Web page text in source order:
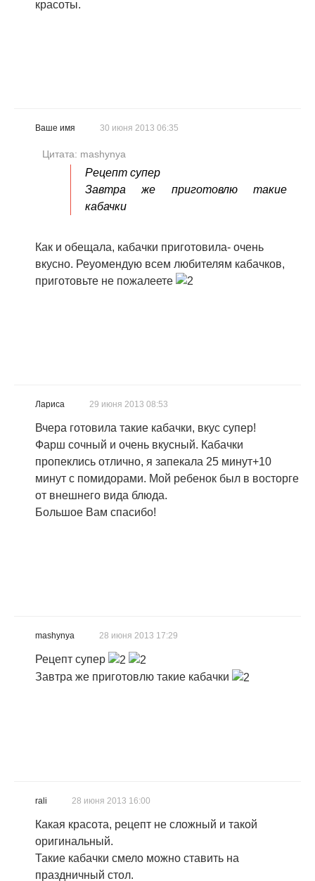
красоты.
Ваше имя 30 июня 2013 06:35
Цитата: mashynya
Рецепт супер
Завтра же приготовлю такие
кабачки
Как и обещала, кабачки приготовила- очень
вкусно. Реуомендую всем любителям кабачков,
приготовьте не пожалеете
Лариса 29 июня 2013 08:53
Вчера готовила такие кабачки, вкус супер!
Фарш сочный и очень вкусный. Кабачки
пропеклись отлично, я запекала 25 минут+10
минут с помидорами. Мой ребенок был в восторге
от внешнего вида блюда.
Большое Вам спасибо!
mashynya 28 июня 2013 17:29
Рецепт супер
Завтра же приготовлю такие кабачки
rali 28 июня 2013 16:00
Какая красота, рецепт не сложный и такой
оригинальный.
Такие кабачки смело можно ставить на
праздничный стол.